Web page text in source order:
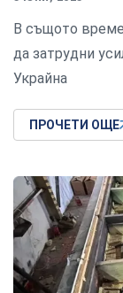
В същото
да затрудни
Украйна
ПРОЧЕТИ ОЩЕ